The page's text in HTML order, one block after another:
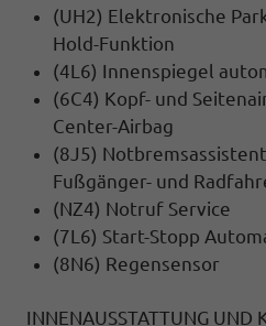
(UH2) Elektronische
Hold-Funktion
(4L6) Innenspiegel
(6C4) Kopf- und
Center-Airbag
(8J5)
Fußgänger- und
(NZ4) Notruf Service
(7L6) Start-Stopp
(8N6) Regensensor
INNENAUSSTATTUNG UND